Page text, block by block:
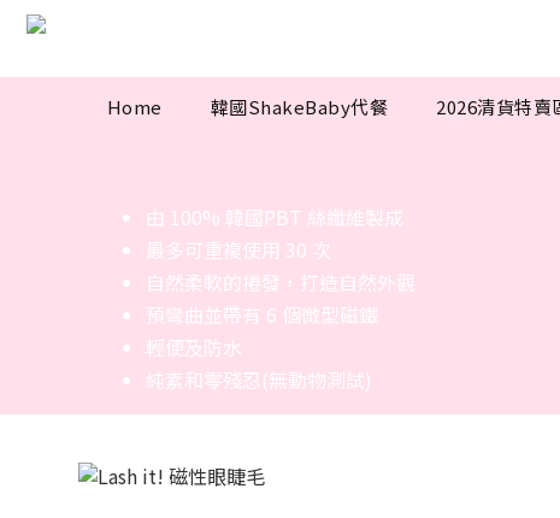
Home 韓國ShakeBaby代餐 2026清貨特賣
由 100% 韓國PBT 絲纖維製成
最多可重複使用 30 次
自然柔軟的捲發，打造自然外觀
預彎曲並帶有 6 個微型磁鐵
輕便及防水
純素和零殘忍(無動物測試)